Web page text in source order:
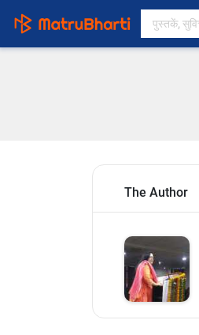
The Author